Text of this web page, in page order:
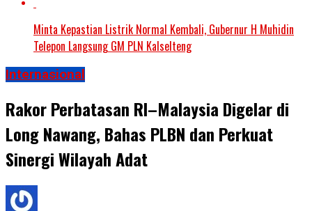
Minta Kepastian Listrik Normal Kembali, Gubernur H Muhidin
Telepon Langsung GM PLN Kalselteng
Internasional
Rakor Perbatasan RI–Malaysia Digelar di
Long Nawang, Bahas PLBN dan Perkuat
Sinergi Wilayah Adat